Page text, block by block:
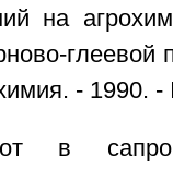
на
- 1990.
в